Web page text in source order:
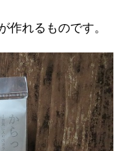
作れるものです。